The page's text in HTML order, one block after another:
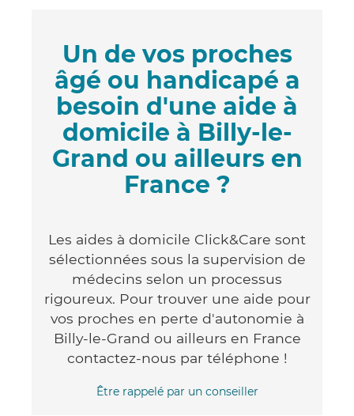
Un de vos proches
âgé ou handicapé a
besoin d'une aide à
domicile à Billy-le-
Grand ou ailleurs en
France ?
Les aides à domicile Click&Care sont
sélectionnées sous la supervision de
médecins selon un processus
rigoureux. Pour trouver une aide pour
vos proches en perte d'autonomie à
Billy-le-Grand ou ailleurs en France
contactez-nous par téléphone !
Être rappelé par un conseiller